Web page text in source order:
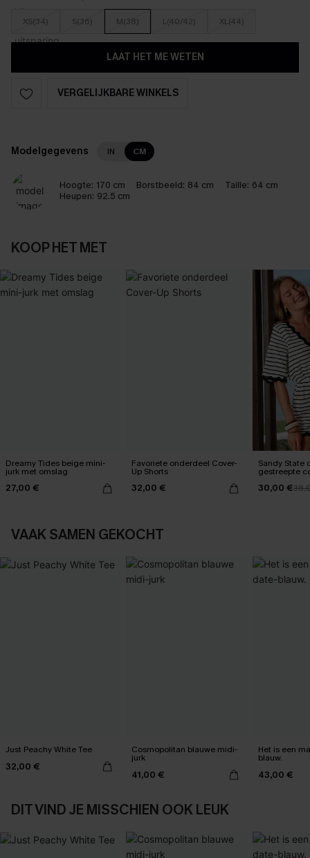
XS(34) S(36) M(38) L(40/42) XL(44)
LAAT HET ME WETEN
VERGELIJKBARE WINKELS
Modelgegevens IN CM
Hoogte: 170 cm Borstbeeld: 84 cm Taille: 64 cm
Heupen: 92.5 cm
KOOP HET MET
Dreamy Tides beige mini-
jurk met omslag
27,00 €
Favoriete onderdeel Cover-
Up Shorts
32,00 €
Sandy State
gestreepte
30,00 €
VAAK SAMEN GEKOCHT
Just Peachy White Tee
32,00 €
Cosmopolitan blauwe midi-
jurk
41,00 €
Het is een
blauw.
43,00 €
DIT VIND JE MISSCHIEN OOK LEUK